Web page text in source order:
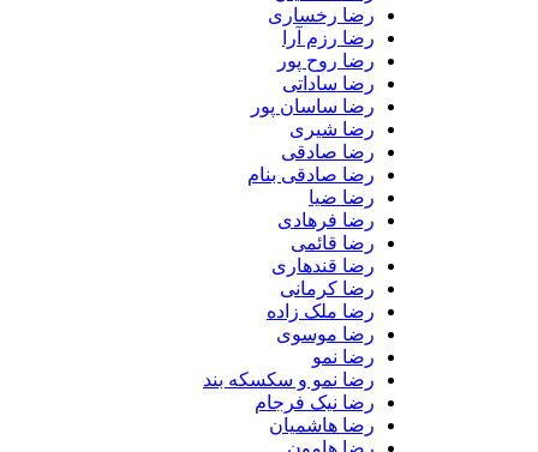
رضا رخساری
رضا رزم آرا
رضا روح پور
رضا ساداتی
رضا ساسان پور
رضا شیری
رضا صادقی
رضا صادقی بنام
رضا ضیا
رضا فرهادی
رضا قائمی
رضا قندهاری
رضا کرمانی
رضا ملک زاده
رضا موسوی
رضا نمو
رضا نمو و سکسکه بند
رضا نیک فرجام
رضا هاشمیان
رضا هامون